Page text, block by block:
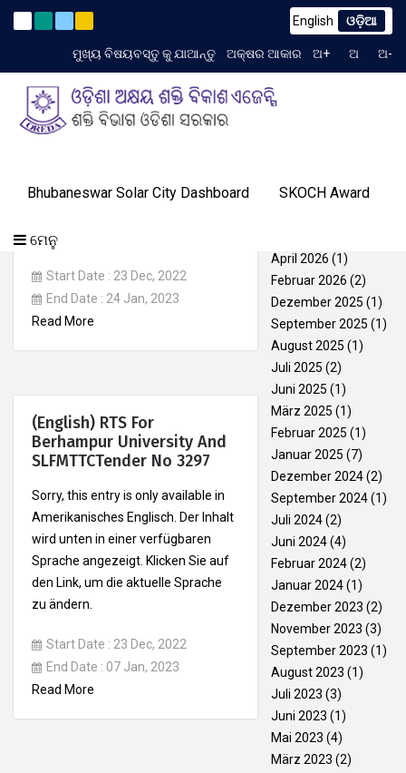
English ଓଡ଼ିଆ
ମୁଖ୍ୟ ବିଷୟବସ୍ତୁ କୁ ଯାଆନ୍ତୁ ଅକ୍ଷର ଆକାର ଅ+ ଅ ଅ-
Bhubaneswar Solar City Dashboard SKOCH Award
ମେନୁ
ଓରେଡା
ପ୍ରୋଗ୍ରାମ୍
ଟେଣ୍ଡର
ଆମର
ଜ୍ଞାନ
ସଫଳତା
ଏବଂ
ଇଭେଣ୍ଟସ୍
ଗ୍ୟାଲେରୀ
କରନ୍ତୁ
Latest News (English)
TIME 1:17:07 AM
(English) Rural
RTS-3289
Start Date : 23 Dec, 2022
End Date : 24 Jan, 2023
Read More
(English) RTS For
Berhampur University And
SLFMTTCTender No 3297
Sorry, this entry is only available in
Amerikanisches Englisch. Der Inhalt
wird unten in einer verfügbaren
Sprache angezeigt. Klicken Sie auf
den Link, um die aktuelle Sprache
zu ändern.
Start Date : 23 Dec, 2022
End Date : 07 Jan, 2023
Read More
April 2026 (1)
Februar 2026 (2)
Dezember 2025 (1)
September 2025 (1)
August 2025 (1)
Juli 2025 (2)
Juni 2025 (1)
März 2025 (1)
Februar 2025 (1)
Januar 2025 (7)
Dezember 2024(2)
September 2024(1)
Juli 2024(2)
Juni 2024(4)
Februar 2024(2)
Januar 2024(1)
Dezember 2023 (2)
November 2023 (3)
September 2023 (1)
August 2023 (1)
Juli 2023 (3)
Juni 2023 (1)
Mai 2023 (4)
März 2023 (2)